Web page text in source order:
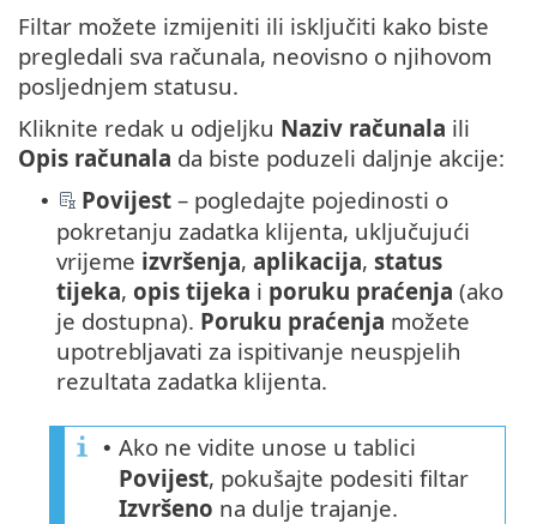
Filtar možete izmijeniti ili isključiti kako biste
pregledali sva računala, neovisno o njihovom
posljednjem statusu.
Kliknite redak u odjeljku Naziv računala ili
Opis računala da biste poduzeli daljnje akcije:
• Povijest – pogledajte pojedinosti o
pokretanju zadatka klijenta, uključujući
vrijeme izvršenja, aplikacija, status
tijeka, opis tijeka i poruku praćenja (ako
je dostupna). Poruku praćenja možete
upotrebljavati za ispitivanje neuspjelih
rezultata zadatka klijenta.
• Ako ne vidite unose u tablici
Povijest, pokušajte podesiti filtar
Izvršeno na dulje trajanje.